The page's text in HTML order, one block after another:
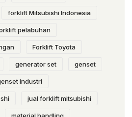
forklift Mitsubishi Indonesia
pelabuhan
Forklift Toyota
generator set genset
industri
jual forklift mitsubishi